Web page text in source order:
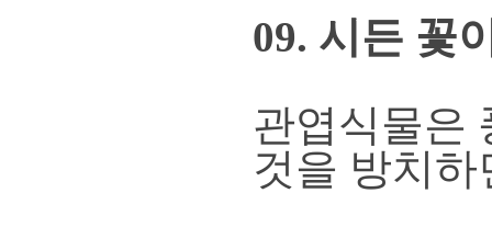
09. 시든 꽃
관엽식물은
것을 방치